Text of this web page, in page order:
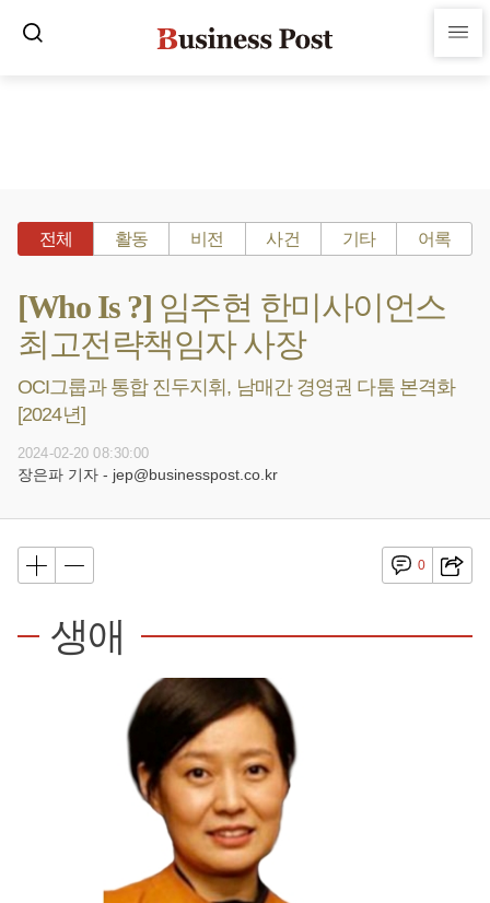
전체 활동 비전 사건 기타 어록
[Who Is ?] 임주현 한미사이언스
최고전략책임자 사장
OCI그룹과 통합 진두지휘, 남매간 경영권 다툼 본격화
[2024년]
2024-02-20 08:30:00
장은파 기자 - jep@businesspost.co.kr
0
생애